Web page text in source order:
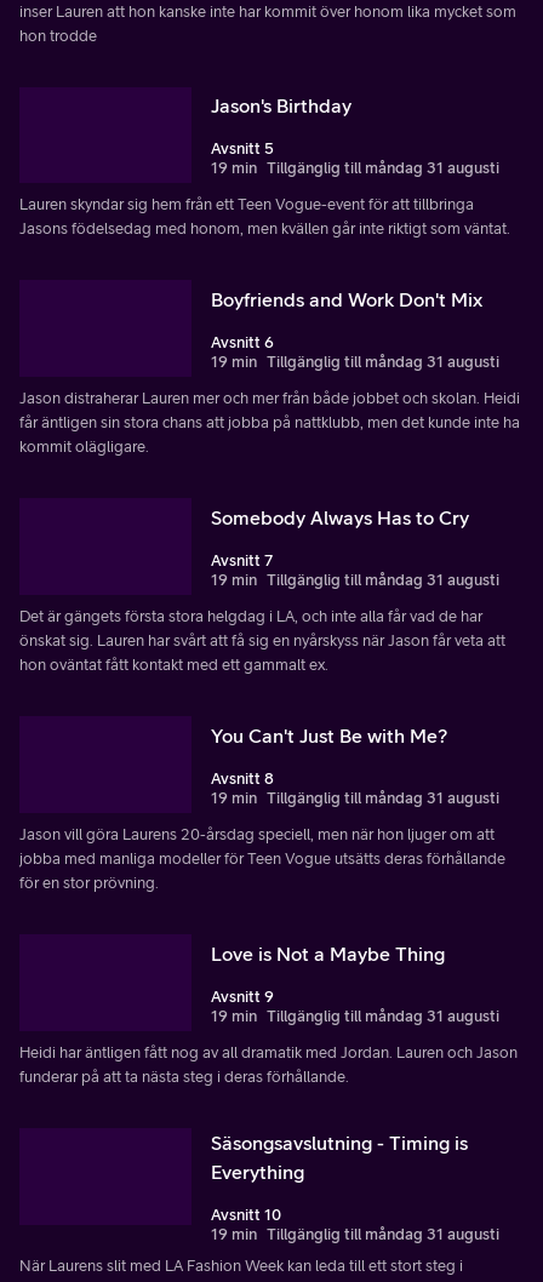
inser Lauren att hon kanske inte har kommit över honom lika mycket som
hon trodde
Jason's Birthday
Avsnitt 5
19 min Tillgänglig till måndag 31 augusti
Lauren skyndar sig hem från ett Teen Vogue-event för att tillbringa
Jasons födelsedag med honom, men kvällen går inte riktigt som väntat.
Boyfriends and Work Don't Mix
Avsnitt 6
19 min Tillgänglig till måndag 31 augusti
Jason distraherar Lauren mer och mer från både jobbet och skolan. Heidi
får äntligen sin stora chans att jobba på nattklubb, men det kunde inte ha
kommit olägligare.
Somebody Always Has to Cry
Avsnitt 7
19 min Tillgänglig till måndag 31 augusti
Det är gängets första stora helgdag i LA, och inte alla får vad de har
önskat sig. Lauren har svårt att få sig en nyårskyss när Jason får veta att
hon oväntat fått kontakt med ett gammalt ex.
You Can't Just Be with Me?
Avsnitt 8
19 min Tillgänglig till måndag 31 augusti
Jason vill göra Laurens 20-årsdag speciell, men när hon ljuger om att
jobba med manliga modeller för Teen Vogue utsätts deras förhållande
för en stor prövning.
Love is Not a Maybe Thing
Avsnitt 9
19 min Tillgänglig till måndag 31 augusti
Heidi har äntligen fått nog av all dramatik med Jordan. Lauren och Jason
funderar på att ta nästa steg i deras förhållande.
Säsongsavslutning - Timing is
Everything
Avsnitt 10
19 min Tillgänglig till måndag 31 augusti
När Laurens slit med LA Fashion Week kan leda till ett stort steg i